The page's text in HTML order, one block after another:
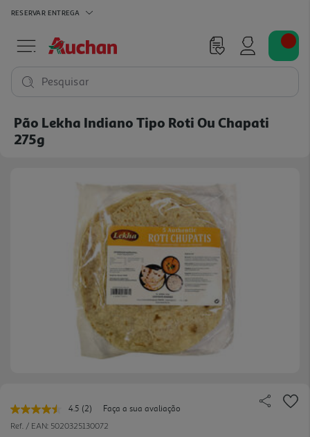
RESERVAR ENTREGA
Pesquisar
Pão Lekha Indiano Tipo Roti Ou Chapati
275g
4.5 Leu
2
(2)
Faça a sua avaliação
Ref. / EAN: 5020325130072